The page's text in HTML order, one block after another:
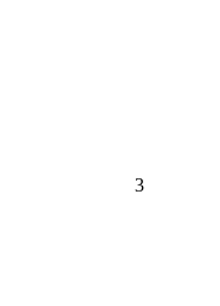
3